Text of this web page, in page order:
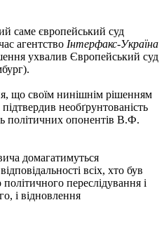
саме європейський суд
агентство Інтерфакс-Україна
ухвалив Європейський суд
що своїм нинішнім рішенням
необґрунтованість
політичних опонентів В.Ф.
домагатимуться
всіх, хто був
переслідування і
і відновлення